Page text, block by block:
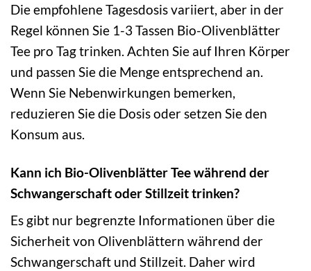
Die empfohlene Tagesdosis variiert, aber in der
Regel können Sie 1-3 Tassen Bio-Olivenblätter
Tee pro Tag trinken. Achten Sie auf Ihren Körper
und passen Sie die Menge entsprechend an.
Wenn Sie Nebenwirkungen bemerken,
reduzieren Sie die Dosis oder setzen Sie den
Konsum aus.
Kann ich Bio-Olivenblätter Tee während der
Schwangerschaft oder Stillzeit trinken?
Es gibt nur begrenzte Informationen über die
Sicherheit von Olivenblättern während der
Schwangerschaft und Stillzeit. Daher wird